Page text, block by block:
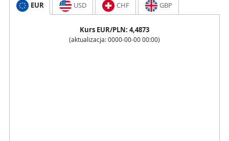
EUR USD CHF GBP
Kurs EUR/PLN: 4,4873
(aktualizacja: 0000-00-00 00:00)